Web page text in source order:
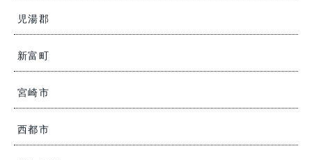
児湯郡
新富町
宮崎市
西都市